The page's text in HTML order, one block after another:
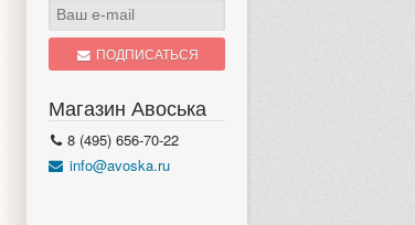
ПОДПИСАТЬСЯ
Магазин Авоська
8 (495) 656-70-22
info@avoska.ru